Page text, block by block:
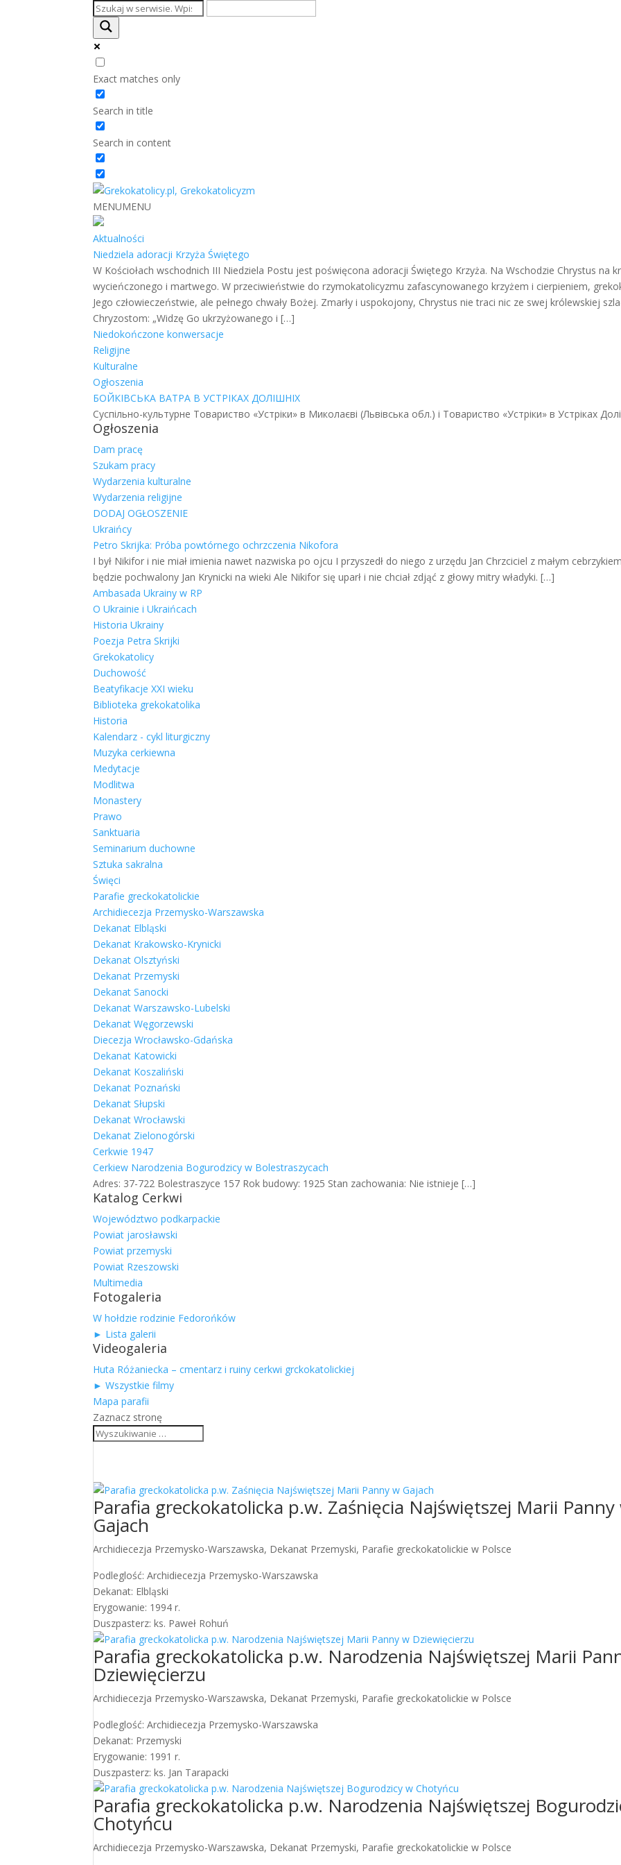
Exact matches only
Search in title
Search in content
MENUMENU
Aktualności
Niedziela adoracji Krzyża Świętego
W Kościołach wschodnich III Niedziela Postu jest poświęcona adoracji Świętego Krzyża. Na Wschodzie Chrystus na
wycieńczonego i martwego. W przeciwieństwie do rzymokatolicyzmu zafascynowanego krzyżem i cierpieniem,
Jego człowieczeństwie, ale pełnego chwały Bożej. Zmarły i uspokojony, Chrystus nie traci nic ze swej królewskiej
Chryzostom: „Widzę Go ukrzyżowanego i[…]
Niedokończone konwersacje
Religijne
Kulturalne
Ogłoszenia
БОЙКІВСЬКА ВАТРА В УСТРІКАХ ДОЛІШНІХ
Суспільно-культурне Товариство «Устріки» в Миколаєві (Львівська обл.) і Товариство «Устріки» в Устріках
Ogłoszenia
Dam pracę
Szukam pracy
Wydarzenia kulturalne
Wydarzenia religijne
DODAJ OGŁOSZENIE
Ukraińcy
Petro Skrijka: Próba powtórnego ochrzczenia Nikofora
I był Nikifor i nie miał imienia nawet nazwiska po ojcu I przyszedł do niego z urzędu Jan Chrzciciel z małym
będzie pochwalony Jan Krynicki na wieki Ale Nikifor się uparł i nie chciał zdjąć z głowy mitry władyki. […]
Ambasada Ukrainy w RP
O Ukrainie i Ukraińcach
Historia Ukrainy
Poezja Petra Skrijki
Grekokatolicy
Duchowość
Beatyfikacje XXI wieku
Biblioteka grekokatolika
Historia
Kalendarz - cykl liturgiczny
Muzyka cerkiewna
Medytacje
Modlitwa
Monastery
Prawo
Sanktuaria
Seminarium duchowne
Sztuka sakralna
Święci
Parafie greckokatolickie
Archidiecezja Przemysko-Warszawska
Dekanat Elbląski
Dekanat Krakowsko-Krynicki
Dekanat Olsztyński
Dekanat Przemyski
Dekanat Sanocki
Dekanat Warszawsko-Lubelski
Dekanat Węgorzewski
Diecezja Wrocławsko-Gdańska
Dekanat Katowicki
Dekanat Koszaliński
Dekanat Poznański
Dekanat Słupski
Dekanat Wrocławski
Dekanat Zielonogórski
Cerkwie 1947
Cerkiew Narodzenia Bogurodzicy w Bolestraszycach
Adres: 37-722 Bolestraszyce 157 Rok budowy: 1925 Stan zachowania: Nie istnieje […]
Katalog Cerkwi
Województwo podkarpackie
Powiat jarosławski
Powiat przemyski
Powiat Rzeszowski
Multimedia
Fotogaleria
W hołdzie rodzinie Fedorońków
► Lista galerii
Videogaleria
Huta Różaniecka – cmentarz i ruiny cerkwi grckokatolickiej
► Wszystkie filmy
Mapa parafii
Zaznacz stronę
Parafia greckokatolicka p.w. Zaśnięcia Najświętszej Marii Panny
Gajach
Archidiecezja Przemysko-Warszawska, Dekanat Przemyski, Parafie greckokatolickie w Polsce
Podleglość: Archidiecezja Przemysko-Warszawska
Dekanat: Elbląski
Erygowanie: 1994 r.
Duszpasterz: ks. Paweł Rohuń
Parafia greckokatolicka p.w. Narodzenia Najświętszej Marii
Dziewięcierzu
Archidiecezja Przemysko-Warszawska, Dekanat Przemyski, Parafie greckokatolickie w Polsce
Podleglość: Archidiecezja Przemysko-Warszawska
Dekanat: Przemyski
Erygowanie: 1991 r.
Duszpasterz: ks. Jan Tarapacki
Parafia greckokatolicka p.w. Narodzenia Najświętszej
Chotyńcu
Archidiecezja Przemysko-Warszawska, Dekanat Przemyski, Parafie greckokatolickie w Polsce